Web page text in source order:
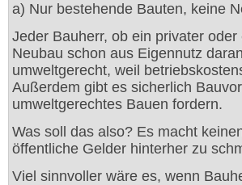
a) Nur bestehende Bauten, keine
Jeder Bauherr, ob ein privater
Neubau schon aus Eigennutz
umweltgerecht, weil
Außerdem gibt es sicherlich
umweltgerechtes Bauen fordern.
Was soll das also? Es macht
öffentliche Gelder hinterher zu
Viel sinnvoller wäre es, wenn